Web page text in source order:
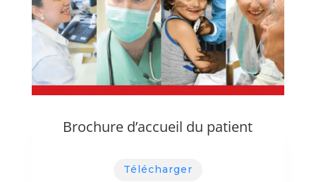
Brochure d’accueil du patient
Télécharger